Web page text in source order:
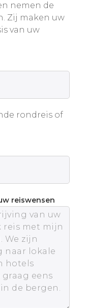
nemen de
Zij maken uw
van uw
rondreis of
reiswensen